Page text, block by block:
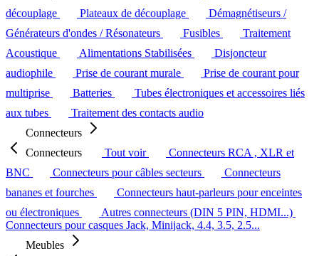
découplage
Plateaux de découplage
Démagnétiseurs /
Générateurs d'ondes / Résonateurs
Fusibles
Traitement
Acoustique
Alimentations Stabilisées
Disjoncteur
audiophile
Prise de courant murale
Prise de courant pour
multiprise
Batteries
Tubes électroniques et accessoires liés
aux tubes
Traitement des contacts audio
Connecteurs
Connecteurs
Tout voir
Connecteurs RCA , XLR et
BNC
Connecteurs pour câbles secteurs
Connecteurs
bananes et fourches
Connecteurs haut-parleurs pour enceintes
ou électroniques
Autres connecteurs (DIN 5 PIN, HDMI...)
Connecteurs pour casques Jack, Minijack, 4.4, 3.5, 2.5...
Meubles